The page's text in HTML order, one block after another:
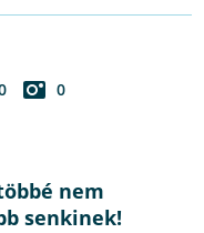
0
nem
senkinek!